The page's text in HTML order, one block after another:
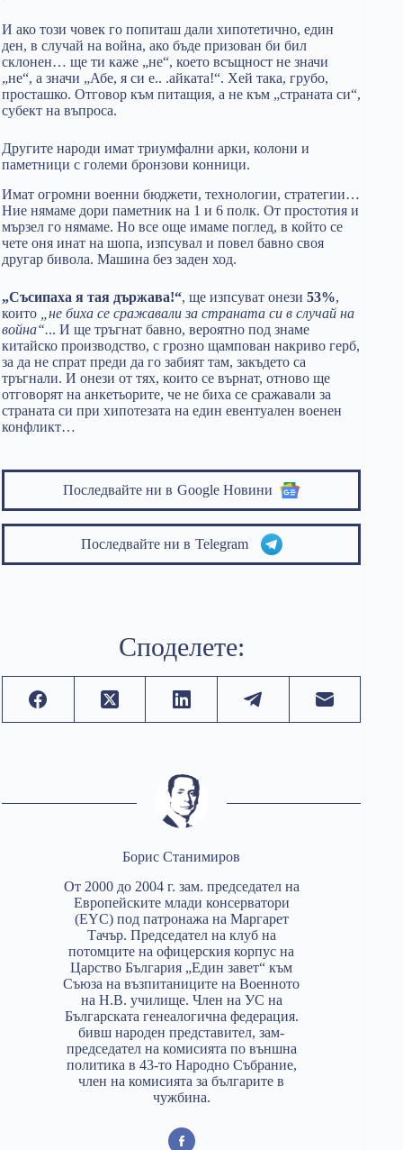
И ако този човек го попиташ дали хипотетично, един
ден, в случай на война, ако бъде призован би бил
склонен… ще ти каже „не“, което всъщност не значи
„не“, а значи „Абе, я си е.. .айката!“. Хей така, грубо,
просташко. Отговор към питащия, а не към „страната си“,
субект на въпроса.
Другите народи имат триумфални арки, колони и
паметници с големи бронзови конници.
Имат огромни военни бюджети, технологии, стратегии…
Ние нямаме дори паметник на 1 и 6 полк. От простотия и
мързел го нямаме. Но все още имаме поглед, в който се
чете оня инат на шопа, изпсувал и повел бавно своя
другар бивола. Машина без заден ход.
„Съсипаха я тая държава!“, ще изпсуват онези 53%,
които „не биха се сражавали за страната си в случай на
война“... И ще тръгнат бавно, вероятно под знаме
китайско производство, с грозно щампован накриво герб,
за да не спрат преди да го забият там, закъдето са
тръгнали. И онези от тях, които се върнат, отново ще
отговорят на анкетьорите, че не биха се сражавали за
страната си при хипотезата на един евентуален военен
конфликт…
Последвайте ни в Google Новини
Последвайте ни в Telegram
Споделете:
Борис Станимиров
От 2000 до 2004 г. зам. председател на
Европейските млади консерватори
(EYC) под патронажа на Маргарет
Тачър. Председател на клуб на
потомците на офицерския корпус на
Царство България „Един завет“ към
Съюза на възпитаниците на Военното
на Н.В. училище. Член на УС на
Българската генеалогична федерация.
бивш народен представител, зам-
председател на комисията по външна
политика в 43-то Народно Събрание,
член на комисията за българите в
чужбина.